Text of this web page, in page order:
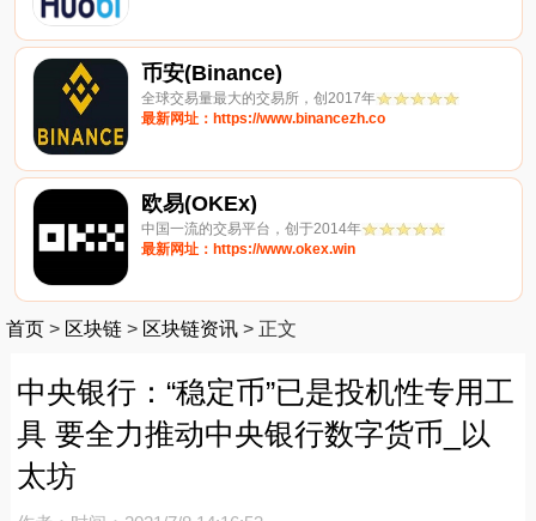
币安(Binance)
全球交易量最大的交易所，创2017年
最新网址：https://www.binancezh.co
欧易(OKEx)
中国一流的交易平台，创于2014年
最新网址：https://www.okex.win
首页 > 区块链 > 区块链资讯 > 正文
中央银行：“稳定币”已是投机性专用工
具 要全力推动中央银行数字货币_以
太坊